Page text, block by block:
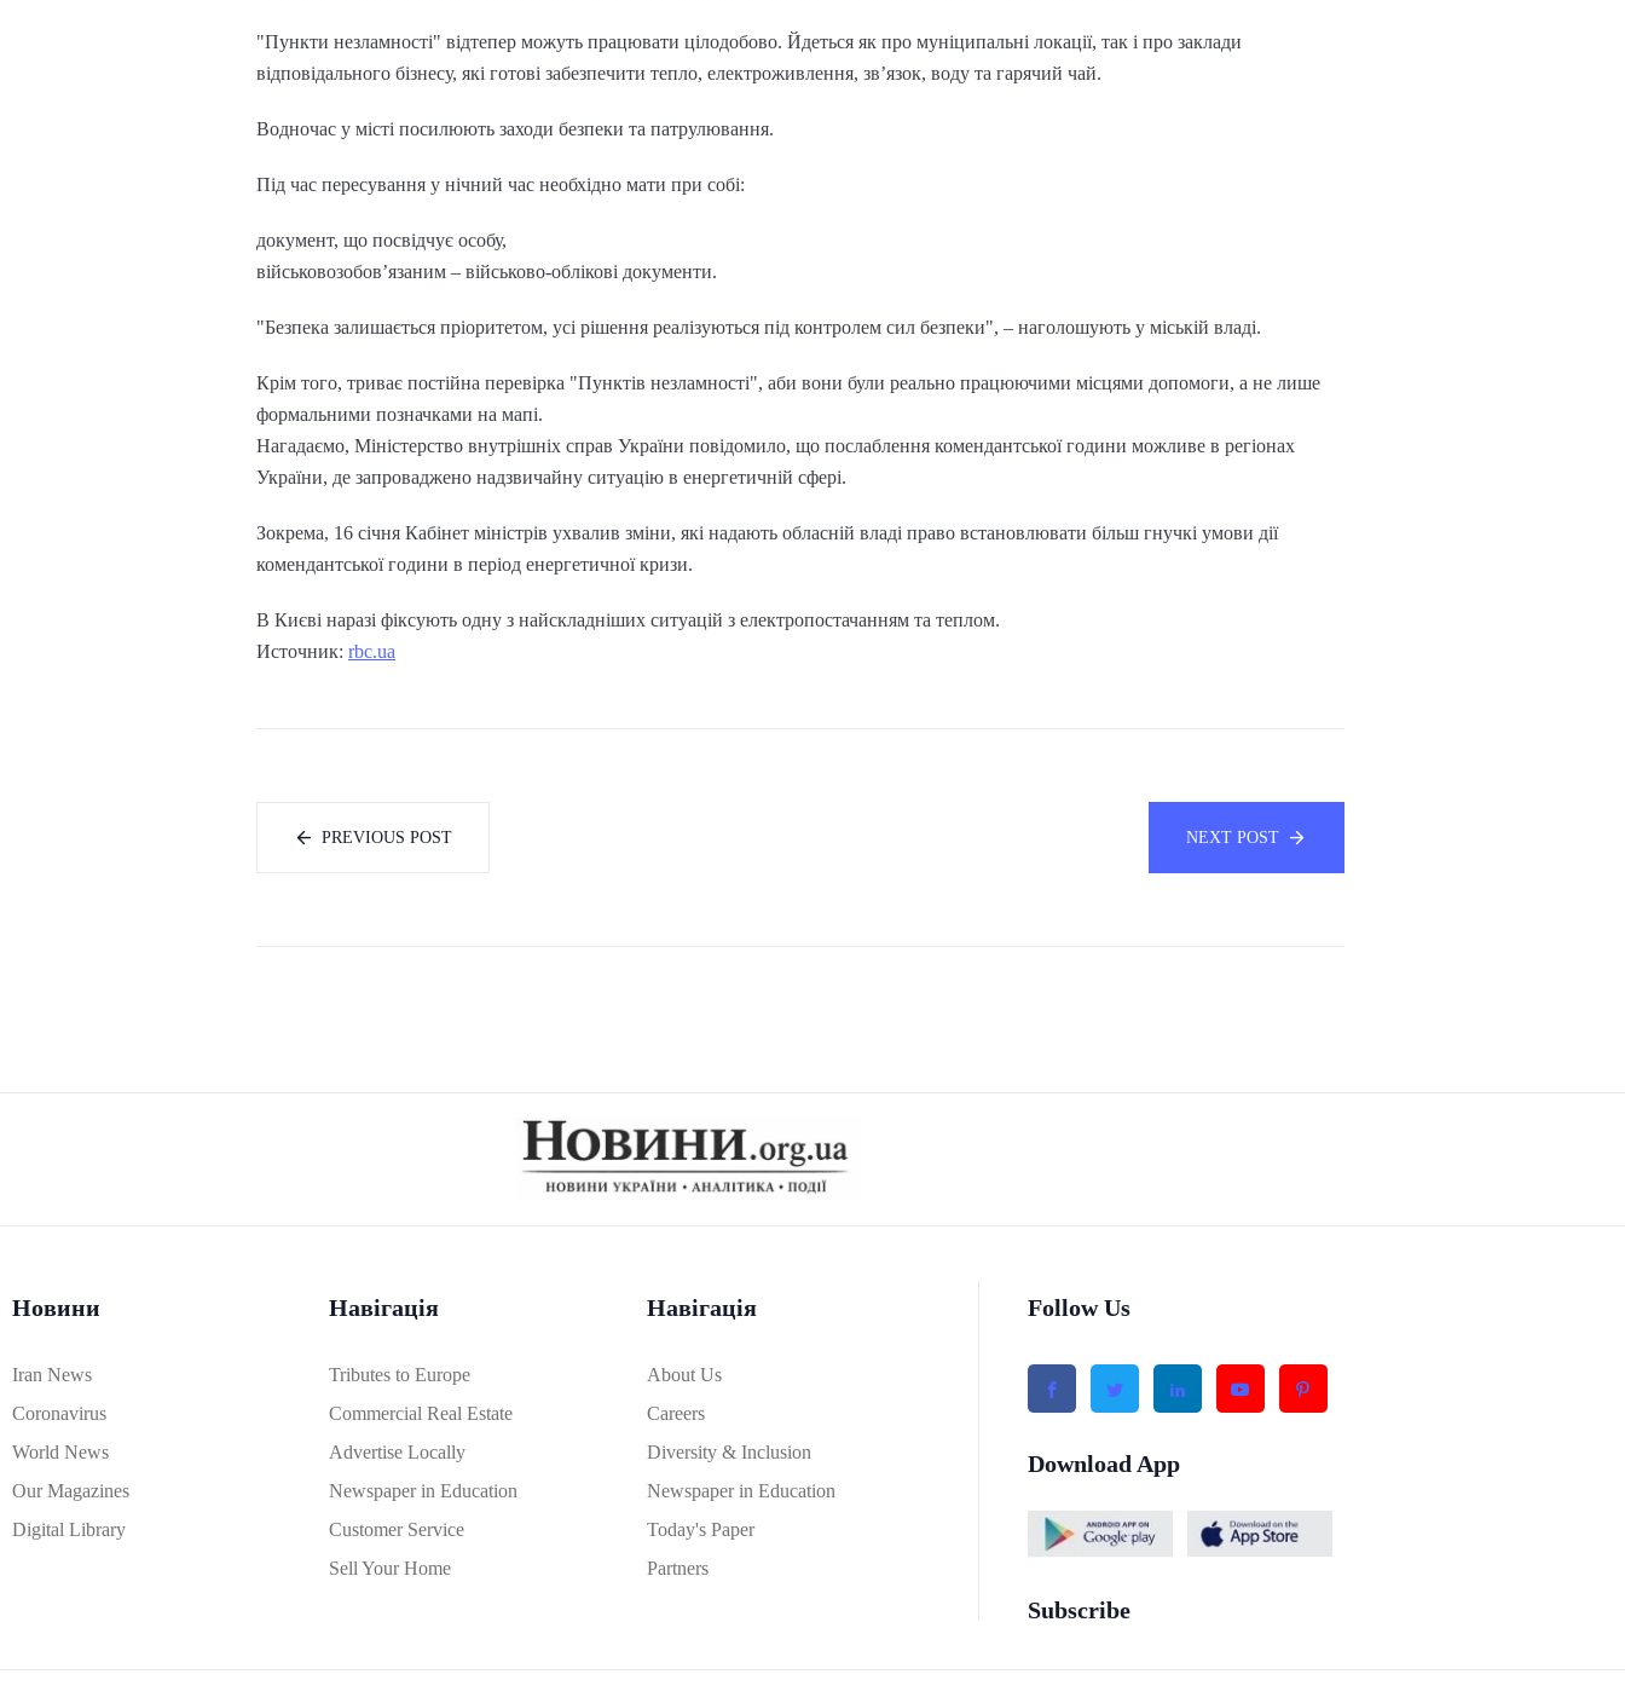
"Пункти незламності" відтепер можуть працювати цілодобово. Йдеться як про муніципальні локації, так і про заклади
відповідального бізнесу, які готові забезпечити тепло, електроживлення, зв’язок, воду та гарячий чай.
Водночас у місті посилюють заходи безпеки та патрулювання.
Під час пересування у нічний час необхідно мати при собі:
документ, що посвідчує особу,
військовозобов’язаним – військово-облікові документи.
"Безпека залишається пріоритетом, усі рішення реалізуються під контролем сил безпеки", – наголошують у міській владі.
Крім того, триває постійна перевірка "Пунктів незламності", аби вони були реально працюючими місцями допомоги, а не лише
формальними позначками на мапі.
Нагадаємо, Міністерство внутрішніх справ України повідомило, що послаблення комендантської години можливе в регіонах
України, де запроваджено надзвичайну ситуацію в енергетичній сфері.
Зокрема, 16 січня Кабінет міністрів ухвалив зміни, які надають обласній владі право встановлювати більш гнучкі умови дії
комендантської години в період енергетичної кризи.
В Києві наразі фіксують одну з найскладніших ситуацій з електропостачанням та теплом.
Источник: rbc.ua
PREVIOUS POST NEXT POST
Новини
Iran News
Coronavirus
World News
Our Magazines
Digital Library
Навігація
Tributes to Europe
Commercial Real Estate
Advertise Locally
Newspaper in Education
Customer Service
Sell Your Home
Навігація
About Us
Careers
Diversity & Inclusion
Newspaper in Education
Today's Paper
Partners
Follow Us
Download App
Subscribe